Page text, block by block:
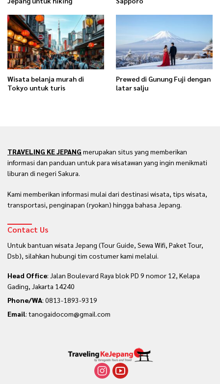
Wisata belanja murah di
Tokyo untuk turis
Prewed di Gunung Fuji dengan
latar salju
TRAVELING KE JEPANG merupakan situs yang memberikan
informasi dan panduan untuk para wisatawan yang ingin menikmati
liburan di negeri Sakura.
Kami memberikan informasi mulai dari destinasi wisata, tips wisata,
transportasi, penginapan (ryokan) hingga bahasa Jepang.
Contact Us
Untuk bantuan wisata Jepang (Tour Guide, Sewa Wifi, Paket Tour,
Dsb), silahkan hubungi tim costumer kami melalui.
Head Office: Jalan Boulevard Raya blok PD 9 nomor 12, Kelapa
Gading, Jakarta 14240
Phone/WA: 0813-1893-9319
Email: tanogaidocom@gmail.com